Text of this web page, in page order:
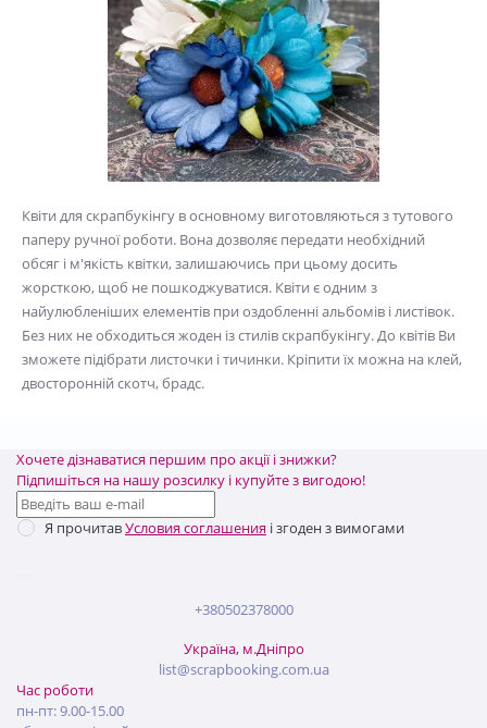
Квіти для скрапбукінгу в основному виготовляються з тутового
паперу ручної роботи. Вона дозволяє передати необхідний
обсяг і м'якість квітки, залишаючись при цьому досить
жорсткою, щоб не пошкоджуватися. Квіти є одним з
найулюбленіших елементів при оздобленні альбомів і листівок.
Без них не обходиться жоден із стилів скрапбукінгу. До квітів Ви
зможете підібрати листочки і тичинки. Кріпити їх можна на клей,
двосторонній скотч, брадс.
Хочете дізнаватися першим про акції і знижки?
Підпишіться на нашу розсилку і купуйте з вигодою!
Я прочитавУсловия соглашения і згоден з вимогами
+380502378000
Україна, м.Дніпро
list@scrapbooking.com.ua
Час роботи
пн-пт: 9.00-15.00